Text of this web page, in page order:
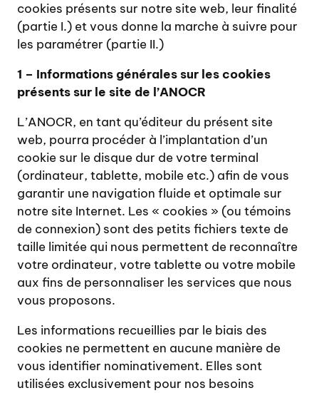
cookies présents sur notre site web, leur finalité
(partie I.) et vous donne la marche à suivre pour
les paramétrer (partie II.)
1 – Informations générales sur les cookies
présents sur le site de l’ANOCR
L’ANOCR, en tant qu’éditeur du présent site
web, pourra procéder à l’implantation d’un
cookie sur le disque dur de votre terminal
(ordinateur, tablette, mobile etc.) afin de vous
garantir une navigation fluide et optimale sur
notre site Internet. Les « cookies » (ou témoins
de connexion) sont des petits fichiers texte de
taille limitée qui nous permettent de reconnaître
votre ordinateur, votre tablette ou votre mobile
aux fins de personnaliser les services que nous
vous proposons.
Les informations recueillies par le biais des
cookies ne permettent en aucune manière de
vous identifier nominativement. Elles sont
utilisées exclusivement pour nos besoins